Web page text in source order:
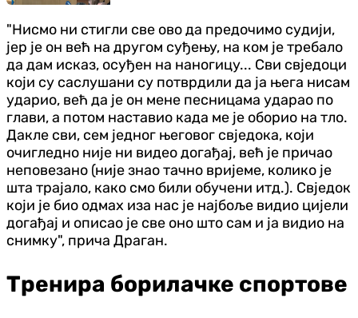
"Нисмо ни стигли све ово да предочимо судији,
јер је он већ на другом суђењу, на ком је требало
да дам исказ, осуђен на наногицу... Сви свједоци
који су саслушани су потврдили да ја њега нисам
ударио, већ да је он мене песницама ударао по
глави, а потом наставио када ме је оборио на тло.
Дакле сви, сем једног његовог свједока, који
очигледно није ни видео догађај, већ је причао
неповезано (није знао тачно вријеме, колико је
шта трајало, како смо били обучени итд.). Свједок
који је био одмах иза нас је најбоље видио цијели
догађај и описао је све оно што сам и ја видио на
снимку", прича Драган.
Тренира борилачке спортове